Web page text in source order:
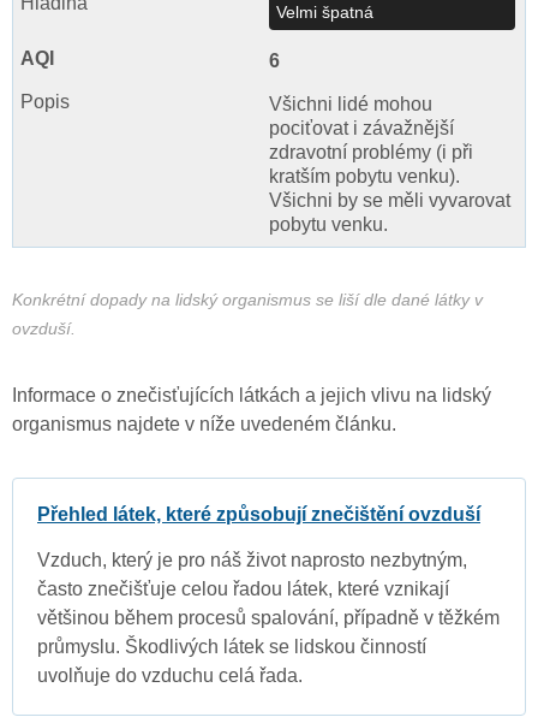
Velmi špatná
6
Všichni lidé mohou
pociťovat i závažnější
zdravotní problémy (i při
kratším pobytu venku).
Všichni by se měli vyvarovat
pobytu venku.
Konkrétní dopady na lidský organismus se liší dle dané látky v
ovzduší.
Informace o znečisťujících látkách a jejich vlivu na lidský
organismus najdete v níže uvedeném článku.
Přehled látek, které způsobují znečištění ovzduší
Vzduch, který je pro náš život naprosto nezbytným,
často znečišťuje celou řadou látek, které vznikají
většinou během procesů spalování, případně v těžkém
průmyslu. Škodlivých látek se lidskou činností
uvolňuje do vzduchu celá řada.